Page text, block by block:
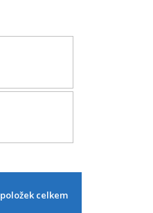
položek celkem